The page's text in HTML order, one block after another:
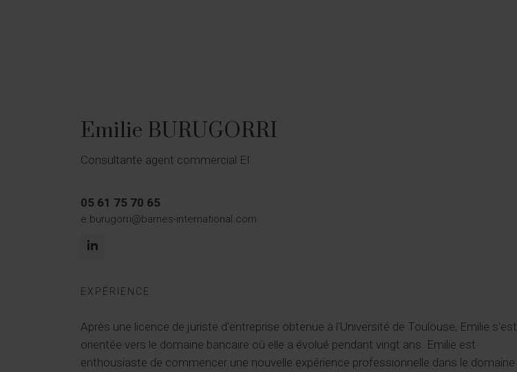
Emilie BURUGORRI
Consultante agent commercial EI
05 61 75 70 65
e.burugorri@barnes-international.com
EXPÉRIENCE
Après une licence de juriste d'entreprise obtenue à l'Université de Toulouse, Emilie s'est
orientée vers le domaine bancaire où elle a évolué pendant vingt ans. Emilie est
enthousiaste de commencer une nouvelle expérience professionnelle dans le domaine